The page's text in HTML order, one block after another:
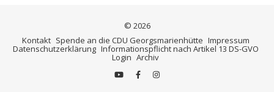
© 2026
Kontakt Spende an die CDU Georgsmarienhütte Impressum
Datenschutzerklärung Informationspflicht nach Artikel 13 DS-GVO
Login Archiv